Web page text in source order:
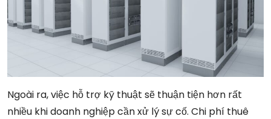
Ngoài ra, việc hỗ trợ kỹ thuật sẽ thuận tiện hơn rất
nhiều khi doanh nghiệp cần xử lý sự cố. Chi phí thuê